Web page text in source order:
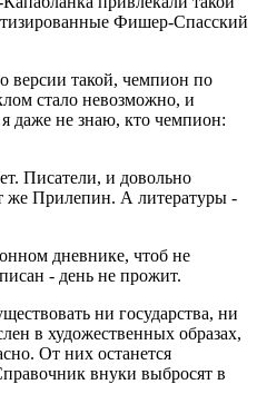
Фишер-Спасский
версии такой, чемпион по
стало невозможно, и
даже не знаю, кто чемпион:
Писатели, и довольно
же Прилепин. А литературы -
дневнике, чтоб не
- день не прожит.
ни государства, ни
в художественных образах,
От них останется
внуки выбросят в